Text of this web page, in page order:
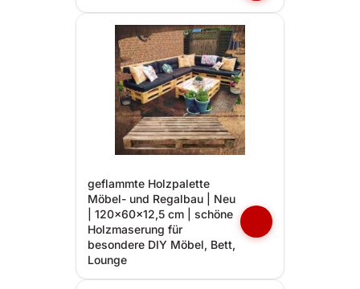
geflammte Holzpalette
Möbel- und Regalbau | Neu
| 120x60x12,5 cm | schöne
Holzmaserung für
besondere DIY Möbel, Bett,
Lounge